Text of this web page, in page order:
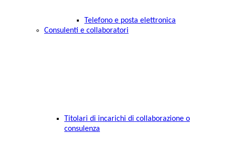
Telefono e posta elettronica
Consulenti e collaboratori
Titolari di incarichi di collaborazione o
consulenza